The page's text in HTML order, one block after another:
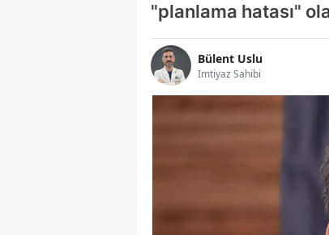
"planlama hatası"
Bülent Uslu
İmtiyaz Sahibi